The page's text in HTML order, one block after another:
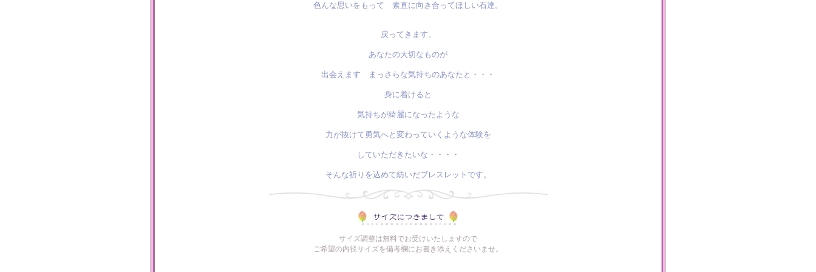
色んな思いをもって 素直に向き合ってほしい石達。
戻ってきます。
あなたの大切なものが
出会えます まっさらな気持ちのあなたと・・・
身に着けると
気持ちが綺麗になったような
力が抜けて勇気へと変わっていくような体験を
していただきたいな・・・・
そんな祈りを込めて紡いだブレスレットです。
サイズ調整は無料でお受けいたしますので
ご希望の内径サイズを備考欄にお書き添えくださいませ。